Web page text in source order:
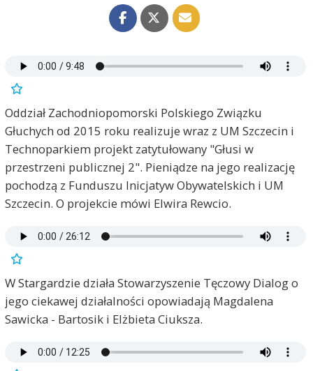
Oddział Zachodniopomorski Polskiego Związku
Głuchych od 2015 roku realizuje wraz z UM Szczecin i
Technoparkiem projekt zatytułowany "Głusi w
przestrzeni publicznej 2". Pieniądze na jego realizację
pochodzą z Funduszu Inicjatyw Obywatelskich i UM
Szczecin. O projekcie mówi Elwira Rewcio.
W Stargardzie działa Stowarzyszenie Tęczowy Dialog o
jego ciekawej działalności opowiadają Magdalena
Sawicka - Bartosik i Elżbieta Ciuksza.